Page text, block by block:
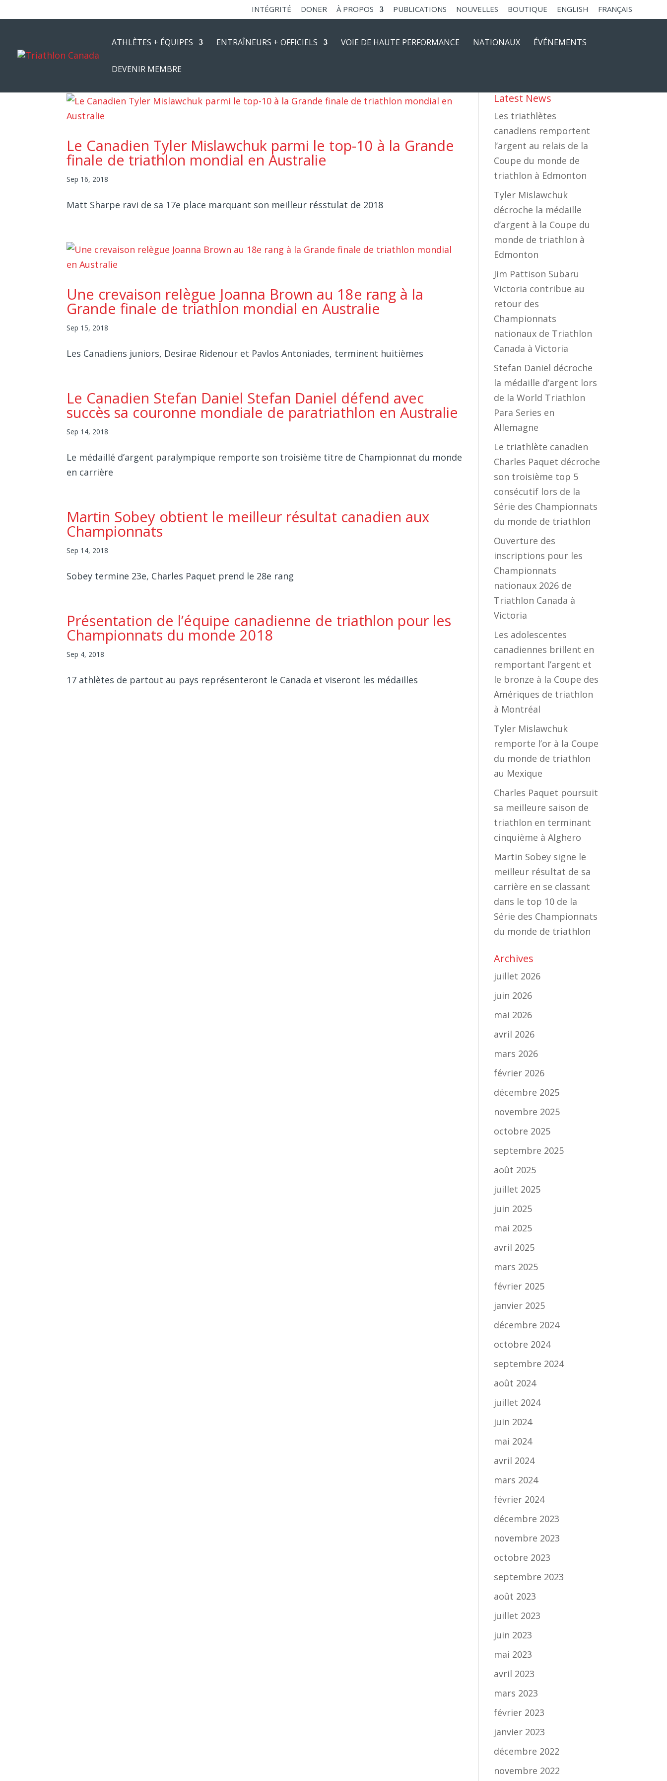
INTÉGRITÉ DONER À PROPOS PUBLICATIONS NOUVELLES BOUTIQUE ENGLISH FRANÇAIS
ATHLÈTES + ÉQUIPES ENTRAÎNEURS + OFFICIELS VOIE DE HAUTE PERFORMANCE NATIONAUX ÉVÉNEMENTS
DEVENIR MEMBRE
Le Canadien Tyler Mislawchuk parmi le top-10 à la Grande
finale de triathlon mondial en Australie
Sep 16, 2018
Matt Sharpe ravi de sa 17e place marquant son meilleur résstulat de 2018
Une crevaison relègue Joanna Brown au 18e rang à la
Grande finale de triathlon mondial en Australie
Sep 15, 2018
Les Canadiens juniors, Desirae Ridenour et Pavlos Antoniades, terminent huitièmes
Le Canadien Stefan Daniel Stefan Daniel défend avec
succès sa couronne mondiale de paratriathlon en Australie
Sep 14, 2018
Le médaillé d’argent paralympique remporte son troisième titre de Championnat du monde
en carrière
Martin Sobey obtient le meilleur résultat canadien aux
Championnats
Sep 14, 2018
Sobey termine 23e, Charles Paquet prend le 28e rang
Présentation de l’équipe canadienne de triathlon pour les
Championnats du monde 2018
Sep 4, 2018
17 athlètes de partout au pays représenteront le Canada et viseront les médailles
Latest News
Les triathlètes
canadiens remportent
l’argent au relais de la
Coupe du monde de
triathlon à Edmonton
Tyler Mislawchuk
décroche la médaille
d’argent à la Coupe du
monde de triathlon à
Edmonton
Jim Pattison Subaru
Victoria contribue au
retour des
Championnats
nationaux de Triathlon
Canada à Victoria
Stefan Daniel décroche
la médaille d’argent lors
de la World Triathlon
Para Series en
Allemagne
Le triathlète canadien
Charles Paquet décroche
son troisième top 5
consécutif lors de la
Série des Championnats
du monde de triathlon
Ouverture des
inscriptions pour les
Championnats
nationaux 2026 de
Triathlon Canada à
Victoria
Les adolescentes
canadiennes brillent en
remportant l’argent et
le bronze à la Coupe des
Amériques de triathlon
à Montréal
Tyler Mislawchuk
remporte l’or à la Coupe
du monde de triathlon
au Mexique
Charles Paquet poursuit
sa meilleure saison de
triathlon en terminant
cinquième à Alghero
Martin Sobey signe le
meilleur résultat de sa
carrière en se classant
dans le top 10 de la
Série des Championnats
du monde de triathlon
Archives
juillet 2026
juin 2026
mai 2026
avril 2026
mars 2026
février 2026
décembre 2025
novembre 2025
octobre 2025
septembre 2025
août 2025
juillet 2025
juin 2025
mai 2025
avril 2025
mars 2025
février 2025
janvier 2025
décembre 2024
octobre 2024
septembre 2024
août 2024
juillet 2024
juin 2024
mai 2024
avril 2024
mars 2024
février 2024
décembre 2023
novembre 2023
octobre 2023
septembre 2023
août 2023
juillet 2023
juin 2023
mai 2023
avril 2023
mars 2023
février 2023
janvier 2023
décembre 2022
novembre 2022